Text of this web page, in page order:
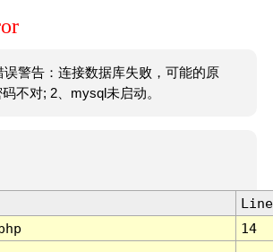
误警告：连接数据库失败，可能的原
不对; 2、mysql未启动。
Line
14